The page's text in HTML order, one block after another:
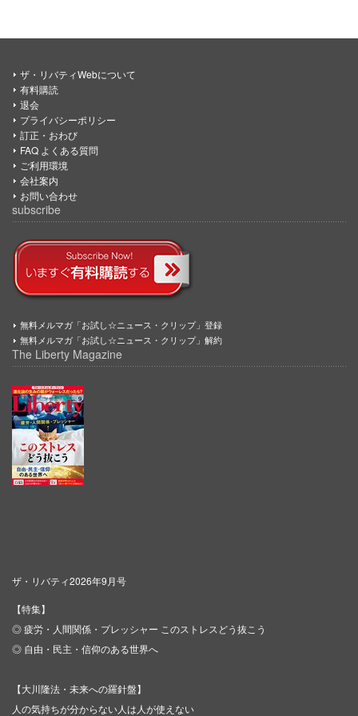
ザ・リバティWebについて
有料購読
退会
プライバシーポリシー
訂正・おわび
FAQ よくある質問
ご利用環境
会社案内
お問い合わせ
subscribe
無料メルマガ「お試し☆ニュース・クリップ」登録
無料メルマガ「お試し☆ニュース・クリップ」解約
The Liberty Magazine
ザ・リバティ2026年9月号
【特集】
◎ 疲労・人間関係・プレッシャー このストレスどう抜こう
◎ 自由・民主・信仰のある世界へ
【大川隆法・未来への羅針盤】
人の気持ちが分からない人は人が使えない